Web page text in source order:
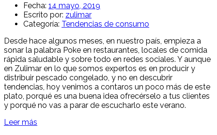
Fecha: 14 mayo, 2019
Escrito por: zulimar
Categoría: Tendencias de consumo
Desde hace algunos meses, en nuestro país, empieza a
sonar la palabra Poke en restaurantes, locales de comida
rápida saludable y sobre todo en redes sociales. Y aunque
en Zulimar en lo que somos expertos es en producir y
distribuir pescado congelado, y no en descubrir
tendencias, hoy venimos a contaros un poco más de este
plato, porqué es una buena idea ofrecérselo a tus clientes
y porqué no vas a parar de escucharlo este verano.
Leer más